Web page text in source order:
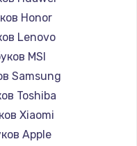
Honor
Lenovo
MSI
Samsung
Toshiba
Xiaomi
Apple